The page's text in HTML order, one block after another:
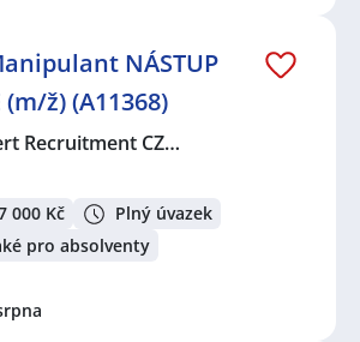
NÁSTUP
(m/ž) (A11368)
Recruitment CZ…
000 Kč
Plný úvazek
pro absolventy